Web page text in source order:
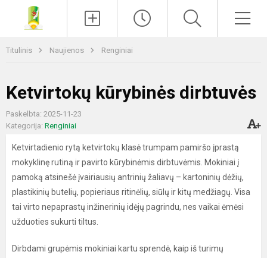
Titulinis Naujienos Renginiai
Ketvirtokų kūrybinės dirbtuvės
Paskelbta: 2025-11-23
Kategorija: Renginiai
Ketvirtadienio rytą ketvirtokų klasė trumpam pamiršo įprastą
mokyklinę rutiną ir pavirto kūrybinėmis dirbtuvėmis. Mokiniai į
pamoką atsinešė įvairiausių antrinių žaliavų – kartoninių dėžių,
plastikinių butelių, popieriaus ritinėlių, siūlų ir kitų medžiagų. Visa
tai virto nepaprastų inžinerinių idėjų pagrindu, nes vaikai ėmėsi
užduoties sukurti tiltus.
Dirbdami grupėmis mokiniai kartu sprendė, kaip iš turimų